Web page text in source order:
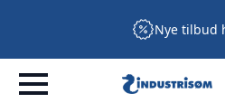
Nye tilbud